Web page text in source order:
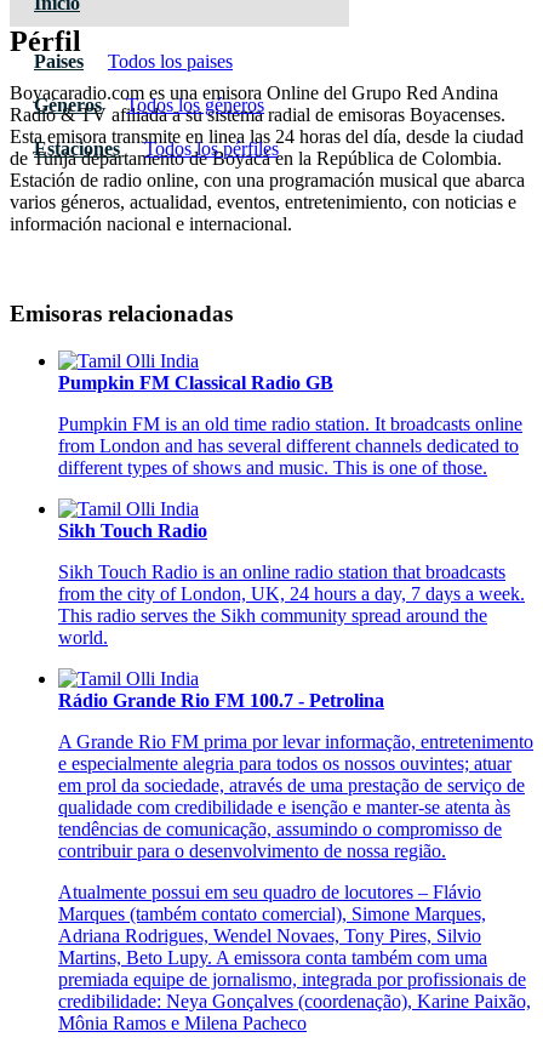
Paises Todos los paises
Géneros Todos los géneros
Estaciones Todos los pérfiles
Pérfil
Boyacaradio.com es una emisora Online del Grupo Red Andina
Radio & TV afiliada a su sistema radial de emisoras Boyacenses.
Esta emisora transmite en linea las 24 horas del día, desde la ciudad
de Tunja departamento de Boyacá en la República de Colombia.
Estación de radio online, con una programación musical que abarca
varios géneros, actualidad, eventos, entretenimiento, con noticias e
información nacional e internacional.
Emisoras relacionadas
Pumpkin FM Classical Radio GB
Pumpkin FM is an old time radio station. It broadcasts online
from London and has several different channels dedicated to
different types of shows and music. This is one of those.
Sikh Touch Radio
Sikh Touch Radio is an online radio station that broadcasts
from the city of London, UK, 24 hours a day, 7 days a week.
This radio serves the Sikh community spread around the
world.
Rádio Grande Rio FM 100.7 - Petrolina
A Grande Rio FM prima por levar informação, entretenimento
e especialmente alegria para todos os nossos ouvintes; atuar
em prol da sociedade, através de uma prestação de serviço de
qualidade com credibilidade e isenção e manter-se atenta às
tendências de comunicação, assumindo o compromisso de
contribuir para o desenvolvimento de nossa região.
Atualmente possui em seu quadro de locutores – Flávio
Marques (também contato comercial), Simone Marques,
Adriana Rodrigues, Wendel Novaes, Tony Pires, Silvio
Martins, Beto Lupy. A emissora conta também com uma
premiada equipe de jornalismo, integrada por profissionais de
credibilidade: Neya Gonçalves (coordenação), Karine Paixão,
Mônia Ramos e Milena Pacheco